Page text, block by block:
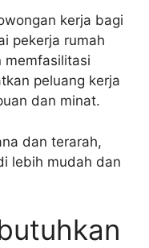
kerja bagi
pekerja rumah
memfasilitasi
peluang kerja
dan minat.
dan terarah,
lebih mudah dan